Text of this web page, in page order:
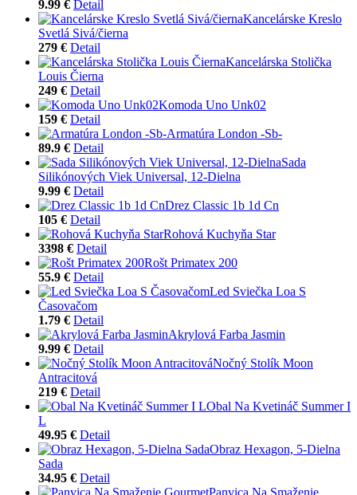
9.99 € Detail
Kancelárske Kreslo
Svetlá Sivá/čierna
279 € Detail
Kancelárska Stolička
Louis Čierna
249 € Detail
Komoda Uno Unk02
159 € Detail
Armatúra London -Sb-
89.9 € Detail
Sada
Silikónových Viek Universal, 12-Dielna
9.99 € Detail
Drez Classic 1b 1d Cn
105 € Detail
Rohová Kuchyňa Star
3398 € Detail
Rošt Primatex 200
55.9 € Detail
Led Sviečka Loa S
Časovačom
1.79 € Detail
Akrylová Farba Jasmin
9.99 € Detail
Nočný Stolík Moon
Antracitová
219 € Detail
Obal Na Kvetináč Summer I
L
49.95 € Detail
Obraz Hexagon, 5-Dielna
Sada
34.95 € Detail
Panvica Na Smaženie